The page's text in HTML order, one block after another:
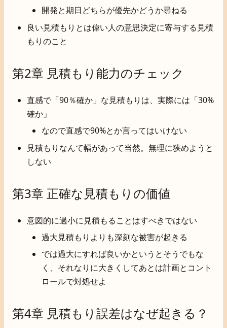
開発と期日どちらが優先かどうか尋ねる
良い見積もりとは偉い人の意思決定に寄与する見積
もりのこと
第2章 見積もり能力のチェック
直感で「90％確か」な見積もりは、実際には「30%
確か」
なので直感で90%とか言ってはいけない
見積もりなんて幅があって当然。無理に狭めようと
しない
第3章 正確な見積もりの価値
意図的に過小に見積もることはすべきではない
過大見積もりよりも深刻な被害が起きる
では過大にすれば良いかというとそうでもな
く、それなりに大きくしてあとは計画とコント
ロールで対処せよ
第4章 見積もり誤差はなぜ起きる？